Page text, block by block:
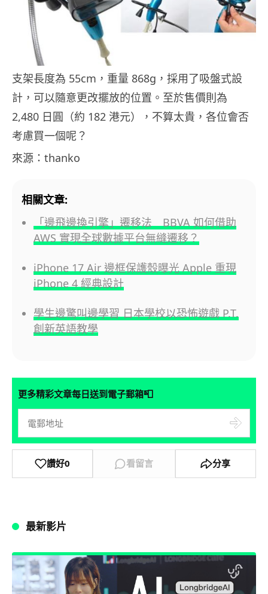
支架長度為 55cm，重量 868g，採用了吸盤式設
計，可以隨意更改擺放的位置。至於售價則為
2,480 日圓（約 182 港元），不算太貴，各位會否
考慮買一個呢？
來源：thanko
相關文章:
「邊飛邊換引擎」遷移法 BBVA 如何借助
AWS 實現全球數據平台無縫遷移？
iPhone 17 Air 邊框保護殼曝光 Apple 重現
iPhone 4 經典設計
學生邊驚叫邊學習 日本學校以恐怖遊戲 P.T.
創新英語教學
更多精彩文章每日送到電子郵箱📮
讚好0 看留言 分享
最新影片